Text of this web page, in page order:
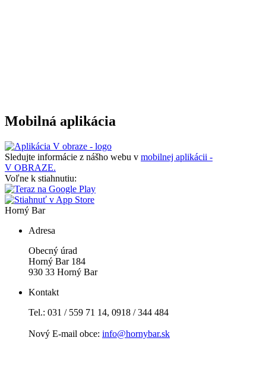
Mobilná aplikácia
Sledujte informácie z nášho webu v mobilnej aplikácii -
V OBRAZE.
Voľne k stiahnutiu:
Horný Bar
Adresa
Obecný úrad
Horný Bar 184
930 33 Horný Bar
Kontakt
Tel.: 031 / 559 71 14, 0918 / 344 484
Nový E-mail obce: info@hornybar.sk